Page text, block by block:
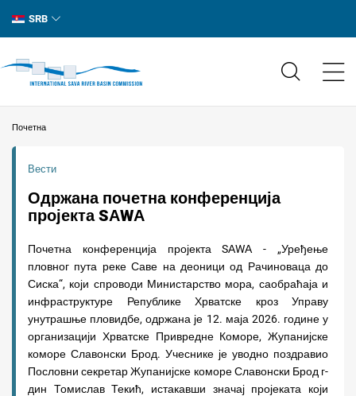
SRB
Почетна
Вести
Одржана почетна конференција
пројекта SАWА
Почетна конференција пројекта SАWА - „Уређење
пловног пута реке Саве на деоници од Рачиноваца до
Сиска“, који спроводи Министарство мора, саобраћаја и
инфраструктуре Републике Хрватске кроз Управу
унутрашње пловидбе, одржана је 12. маја 2026. године у
организацији Хрватске Привредне Коморе, Жупанијске
коморе Славонски Брод. Учеснике је уводно поздравио
Пословни секретар Жупанијске коморе Славонски Брод г-
дин Томислав Текић, истакавши значај пројеката који